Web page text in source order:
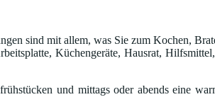
sind mit allem, was Sie zum Kochen,
Küchengeräte, Hausrat,
und mittags oder abends eine